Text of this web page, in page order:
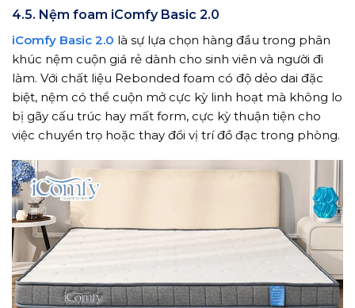
4.5. Nệm foam iComfy Basic 2.0
iComfy Basic 2.0 là sự lựa chọn hàng đầu trong phân
khúc nệm cuộn giá rẻ dành cho sinh viên và người đi
làm. Với chất liệu Rebonded foam có độ dẻo dai đặc
biệt, nệm có thể cuộn mở cực kỳ linh hoạt mà không lo
bị gãy cấu trúc hay mất form, cực kỳ thuận tiện cho
việc chuyển trọ hoặc thay đổi vị trí đồ đạc trong phòng.